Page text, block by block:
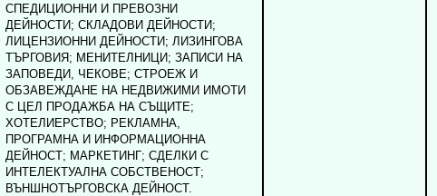
СПЕДИЦИОННИ И ПРЕВОЗНИ
ДЕЙНОСТИ; СКЛАДОВИ ДЕЙНОСТИ;
ЛИЦЕНЗИОННИ ДЕЙНОСТИ; ЛИЗИНГОВА
ТЪРГОВИЯ; МЕНИТЕЛНИЦИ; ЗАПИСИ НА
ЗАПОВЕДИ, ЧЕКОВЕ; СТРОЕЖ И
ОБЗАВЕЖДАНЕ НА НЕДВИЖИМИ ИМОТИ
С ЦЕЛ ПРОДАЖБА НА СЪЩИТЕ;
ХОТЕЛИЕРСТВО; РЕКЛАМНА,
ПРОГРАМНА И ИНФОРМАЦИОННА
ДЕЙНОСТ; МАРКЕТИНГ; СДЕЛКИ С
ИНТЕЛЕКТУАЛНА СОБСТВЕНОСТ;
ВЪНШНОТЪРГОВСКА ДЕЙНОСТ.